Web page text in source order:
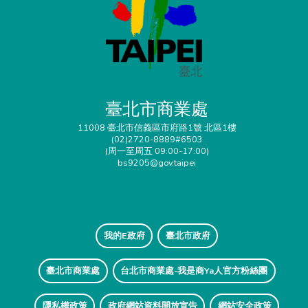
臺北市商業處
11008 臺北市信義區市府路1號 北區1樓
(02)2720-8889#6503
(周一至周五 09:00-17:00)
bs9205@gov.taipei
我的E政府 臺北市政府
臺北市商業處 台北市商業處-我是商Ya人官方粉絲團